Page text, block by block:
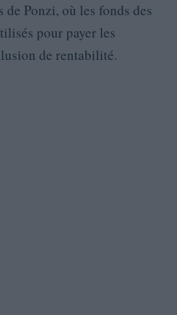
de Ponzi, où les fonds des
pour payer les
de rentabilité.